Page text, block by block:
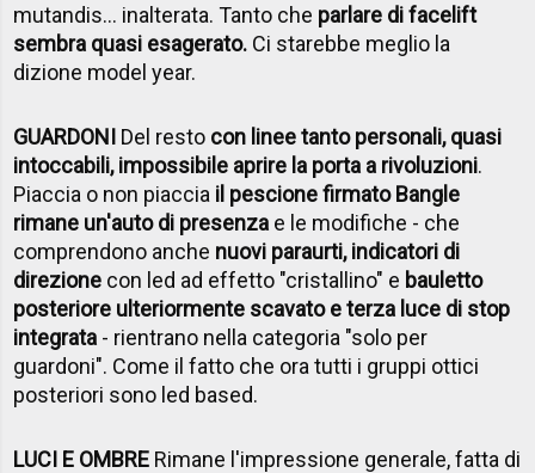
mutandis... inalterata. Tanto che parlare di facelift
sembra quasi esagerato. Ci starebbe meglio la
dizione model year.
GUARDONI Del resto con linee tanto personali, quasi
intoccabili, impossibile aprire la porta a rivoluzioni.
Piaccia o non piaccia il pescione firmato Bangle
rimane un'auto di presenza e le modifiche - che
comprendono anche nuovi paraurti, indicatori di
direzione con led ad effetto "cristallino" e bauletto
posteriore ulteriormente scavato e terza luce di stop
integrata - rientrano nella categoria "solo per
guardoni". Come il fatto che ora tutti i gruppi ottici
posteriori sono led based.
LUCI E OMBRE Rimane l'impressione generale, fatta di